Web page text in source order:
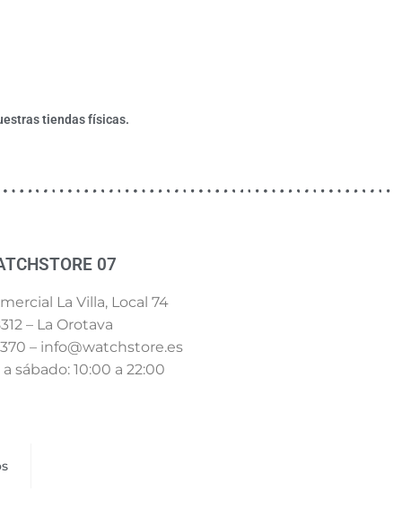
tiendas físicas.
07
La Villa, Local 74
– La Orotava
– info@watchstore.es
sábado: 10:00 a 22:00